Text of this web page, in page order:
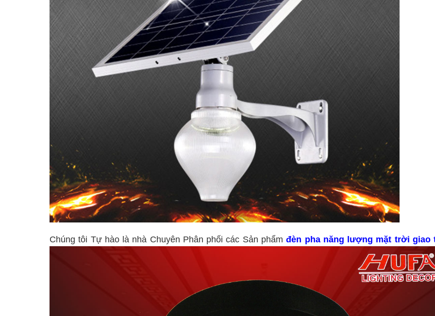
Chúng tôi Tự hào là nhà Chuyên Phân phối các Sản phẩmđèn pha năng lượng mặt trời giao